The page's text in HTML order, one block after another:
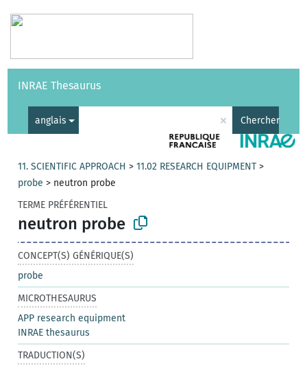
Vocabulaires API
INRAE Thesaurus
anglais × Chercher
11. SCIENTIFIC APPROACH >11.02 RESEARCH EQUIPMENT >
probe > neutron probe
TERME PRÉFÉRENTIEL
neutron probe
CONCEPT(S) GÉNÉRIQUE(S)
probe
MICROTHESAURUS
APP research equipment
INRAE thesaurus
TRADUCTION(S)